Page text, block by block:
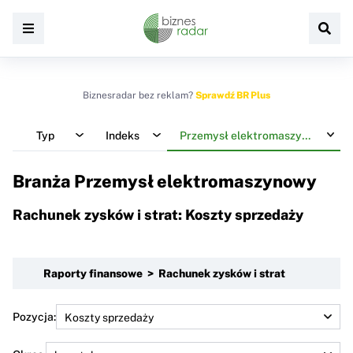
Biznesradar bez reklam? Sprawdź BR Plus
Typ Indeks Przemysł elektromaszynowy
Branża Przemysł elektromaszynowy
Rachunek zysków i strat: Koszty sprzedaży
Raporty finansowe > Rachunek zysków i strat
Pozycja: